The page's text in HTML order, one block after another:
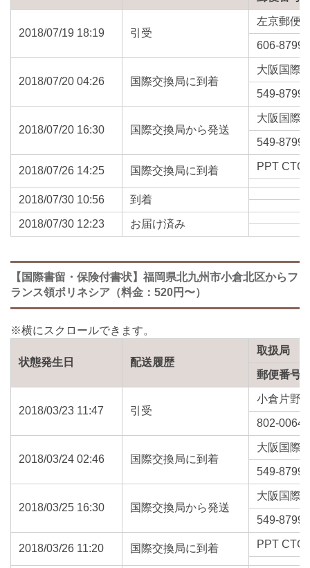
2018/07/19 18:19 引受
左京郵便
606-8799
2018/07/20 04:26 国際交換局に到着
大阪国際
549-8799
2018/07/20 16:30 国際交換局から発送
大阪国際
549-8799
2018/07/26 14:25 国際交換局に到着 PPT CTC
2018/07/30 10:56 到着
2018/07/30 12:23 お届け済み
【国際書留・保険付書状】福岡県北九州市小倉北区からフ
ランス領ポリネシア（料金：520円〜）
状態発生日 配送履歴
取扱局
郵便番号
2018/03/23 11:47 引受
小倉片野
802-0064
2018/03/24 02:46 国際交換局に到着
大阪国際
549-8799
2018/03/25 16:30 国際交換局から発送
大阪国際
549-8799
2018/03/26 11:20 国際交換局に到着 PPT CTC